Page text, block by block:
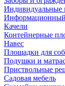
Индивидуальные
Информационный
Качели
Контейнерные
Навес
Площадки для
Подушки и
Приствольные
Садовая мебель